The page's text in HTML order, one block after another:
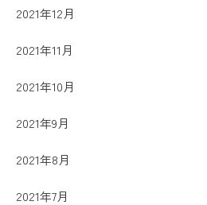
2021年12月
2021年11月
2021年10月
2021年9月
2021年8月
2021年7月